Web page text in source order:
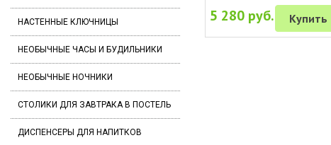
НАСТЕННЫЕ КЛЮЧНИЦЫ
НЕОБЫЧНЫЕ ЧАСЫ И БУДИЛЬНИКИ
НЕОБЫЧНЫЕ НОЧНИКИ
СТОЛИКИ ДЛЯ ЗАВТРАКА В ПОСТЕЛЬ
ДИСПЕНСЕРЫ ДЛЯ НАПИТКОВ
5 280 руб. Купить